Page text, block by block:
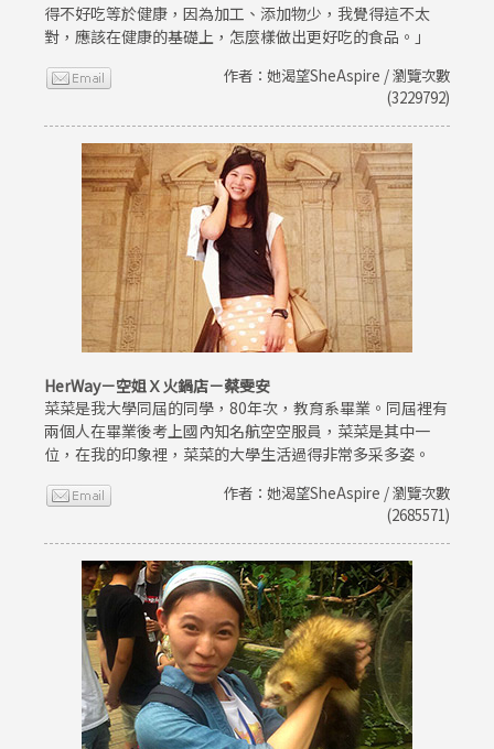
得不好吃等於健康，因為加工、添加物少，我覺得這不太
對，應該在健康的基礎上，怎麼樣做出更好吃的食品。」
作者：她渴望SheAspire / 瀏覽次數
(3229792)
HerWay－空姐Ｘ火鍋店－蔡雯安
菜菜是我大學同屆的同學，80年次，教育系畢業。同屆裡有
兩個人在畢業後考上國內知名航空空服員，菜菜是其中一
位，在我的印象裡，菜菜的大學生活過得非常多采多姿。
作者：她渴望SheAspire / 瀏覽次數
(2685571)